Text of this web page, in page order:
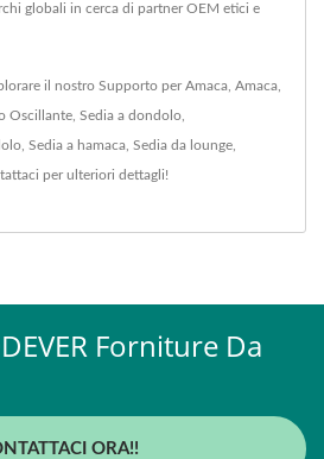
globali in cerca di partner OEM etici e
il nostro Supporto per Amaca Amaca
Oscillante Sedia a dondolo
Sedia a hamaca Sedia da lounge
per ulteriori dettagli!
Forniture Da
ORA!!